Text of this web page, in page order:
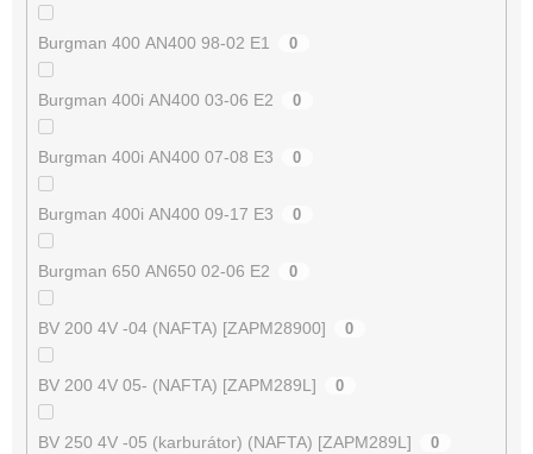
Burgman 400 AN400 98-02 E1 0
Burgman 400i AN400 03-06 E2 0
Burgman 400i AN400 07-08 E3 0
Burgman 400i AN400 09-17 E3 0
Burgman 650 AN650 02-06 E2 0
BV 200 4V -04 (NAFTA) [ZAPM28900] 0
BV 200 4V 05- (NAFTA) [ZAPM289L] 0
BV 250 4V -05 (karburátor) (NAFTA) [ZAPM289L] 0